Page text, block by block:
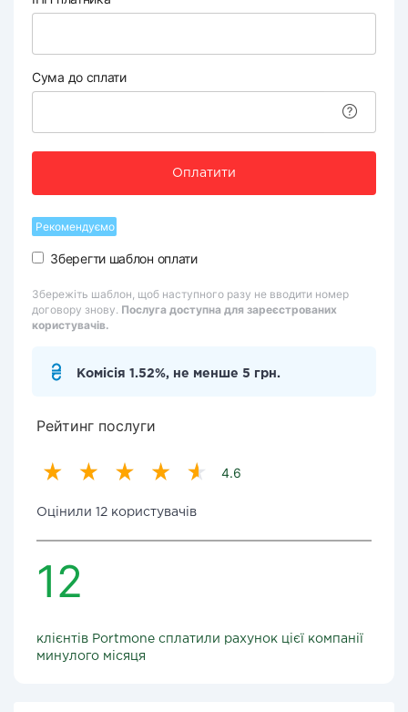
Сума до сплати
Оплатити
Рекомендуємо
Зберегти шаблон оплати
Збережіть шаблон, щоб наступного разу не вводити номер
договору знову. Послуга доступна для зареєстрованих
користувачів.
Комісія 1.52%, не менше 5 грн.
Рейтинг послуги
4.6
Оцінили 12 користувачів
12
клієнтів Portmone сплатили рахунок цієї компанії
минулого місяця